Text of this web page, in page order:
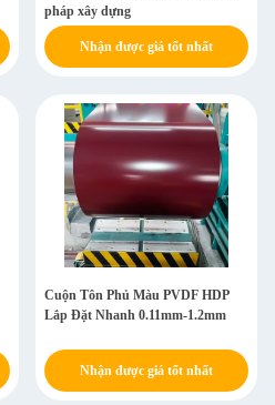
pháp xây dựng
Nhận được giá tốt nhất
Cuộn Tôn Phủ Màu PVDF HDP
Lắp Đặt Nhanh 0.11mm-1.2mm
Nhận được giá tốt nhất